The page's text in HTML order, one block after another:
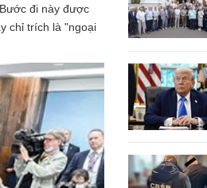
đi này được
chỉ trích là "ngoại